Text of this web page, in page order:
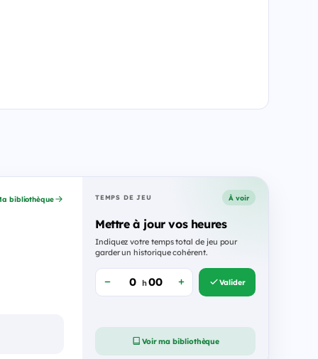
bibliothèque TEMPS DE JEU À voir
Mettre à jour vos heures
Indiquez votre temps total de jeu pour
garder un historique cohérent.
h Valider
Voir ma bibliothèque